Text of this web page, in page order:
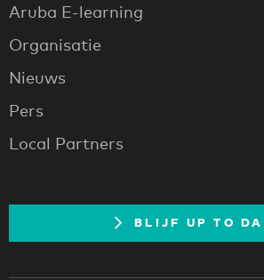
Aruba E-learning
Organisatie
Nieuws
Pers
Local Partners
BLIJF UP TO